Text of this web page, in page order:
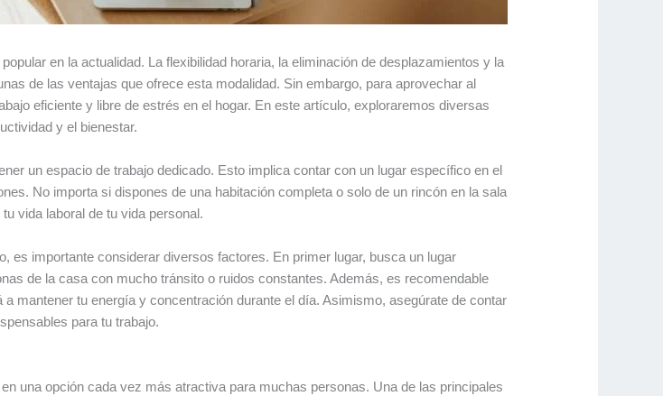
en la actualidad. La flexibilidad horaria, la eliminación de desplazamientos y la
de las ventajas que ofrece esta modalidad. Sin embargo, para aprovechar al
eficiente y libre de estrés en el hogar. En este artículo, exploraremos diversas
y el bienestar.
un espacio de trabajo dedicado. Esto implica contar con un lugar específico en el
No importa si dispones de una habitación completa o solo de un rincón en la sala
vida laboral de tu vida personal.
es importante considerar diversos factores. En primer lugar, busca un lugar
de la casa con mucho tránsito o ruidos constantes. Además, es recomendable
mantener tu energía y concentración durante el día. Asimismo, asegúrate de contar
para tu trabajo.
una opción cada vez más atractiva para muchas personas. Una de las principales